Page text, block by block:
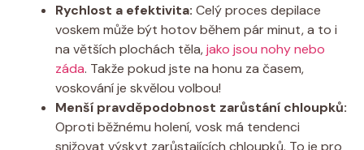
Rychlost a efektivita: Celý proces depilace
voskem může být hotov během pár minut, a to i
na větších plochách těla,jako jsou nohy nebo
záda. Takže pokud jste na honu za časem,
voskování je skvělou volbou!
Menší pravděpodobnost zarůstání chloupků:
Oproti běžnému holení, vosk má tendenci
snižovat výskyt zarůstajících chloupků. To je pro